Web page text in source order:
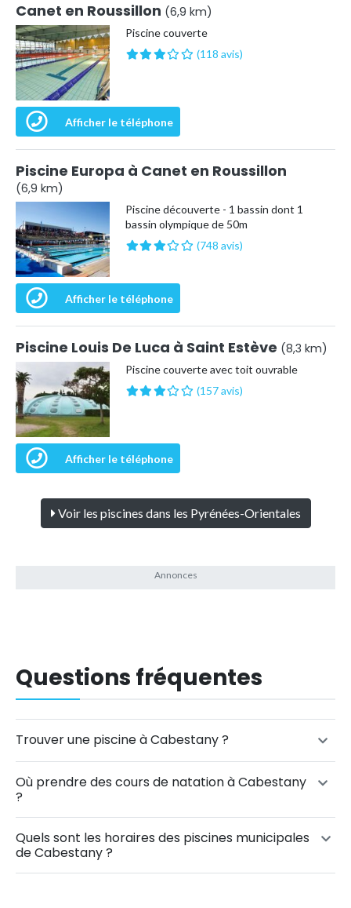
Canet en Roussillon (6,9 km)
Piscine couverte
(118 avis)
Afficher le téléphone
Piscine Europa à Canet en Roussillon
(6,9 km)
Piscine découverte - 1 bassin dont 1
bassin olympique de 50m
(748 avis)
Afficher le téléphone
Piscine Louis De Luca à Saint Estève (8,3 km)
Piscine couverte avec toit ouvrable
(157 avis)
Afficher le téléphone
Voir les piscines dans les Pyrénées-Orientales
Questions fréquentes
Trouver une piscine à Cabestany ?
Où prendre des cours de natation à Cabestany
?
Quels sont les horaires des piscines municipales
de Cabestany ?